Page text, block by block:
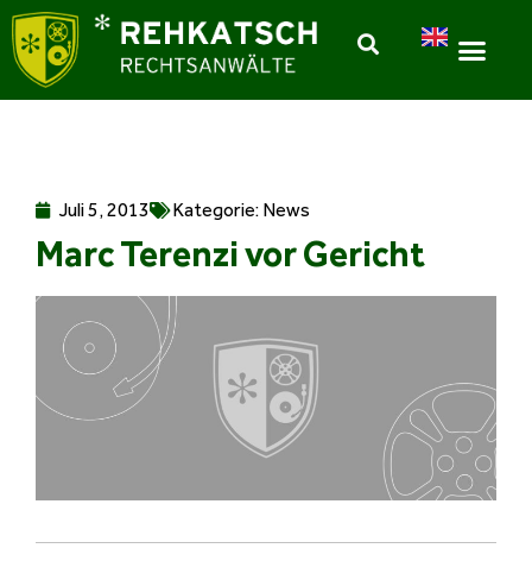
Juli 5, 2013 Kategorie: News
Marc Terenzi vor Gericht